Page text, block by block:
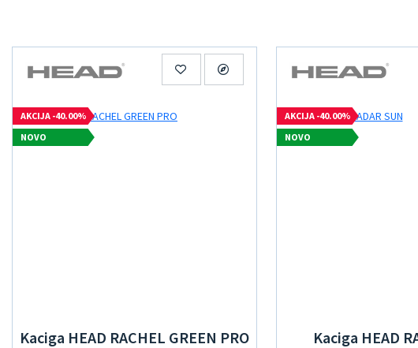
AKCIJA -40.00%
NOVO
Kaciga HEAD RACHEL GREEN PRO
AKCIJA -40.00%
NOVO
Kaciga HEAD